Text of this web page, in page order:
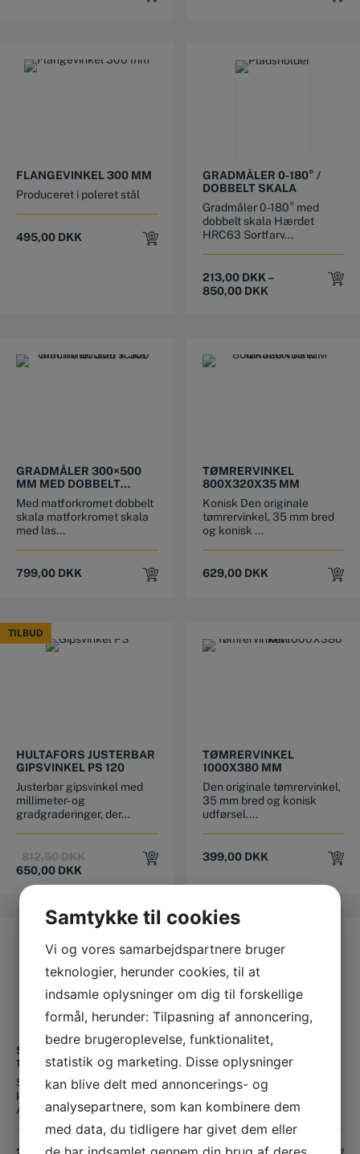
FLANGEVINKEL 300 MM
Produceret i poleret stål
495,00 DKK
GRADMÅLER 0-180° /
DOBBELT SKALA
Gradmåler 0-180° med
dobbelt skala Hærdet
HRC63 Sortfarv...
213,00 DKK–
850,00 DKK
GRADMÅLER 300×500
MM MED DOBBELT
SKALA
Med matforkromet dobbelt
skala matforkromet skala
med las...
799,00 DKK
TØMRERVINKEL
800X320X35 MM
Konisk Den originale
tømrervinkel, 35 mm bred
og konisk ...
629,00 DKK
TILBUD
TILBUD
HULTAFORS JUSTERBAR
GIPSVINKEL PS 120
Justerbar gipsvinkel med
millimeter- og
gradgraderinger, der...
812,50DKKOriginal
was:
650,00 DKK
Current
is:
TØMRERVINKEL
1000X380 MM
Den originale tømrervinkel,
35 mm bred og konisk
udførsel....
399,00 DKK
SNEDKERVINKEL 300 X
165 MM I ALUMINIUM
Solid snedkervinkel med
kraftig base i aluminium.
Aflæsning...
TILBUD
DIGITAL VINKELMÅLER
±180° IP54
Digital vinkelmåler til nem
måling af alle vinkler. Har
ma...
Samtykke til cookies
Vi og vores samarbejdspartnere bruger
teknologier, herunder cookies, til at
indsamle oplysninger om dig til forskellige
formål, herunder: Tilpasning af annoncering,
bedre brugeroplevelse, funktionalitet,
statistik og marketing. Disse oplysninger
kan blive delt med annoncerings- og
analysepartnere, som kan kombinere dem
med data, du tidligere har givet dem eller